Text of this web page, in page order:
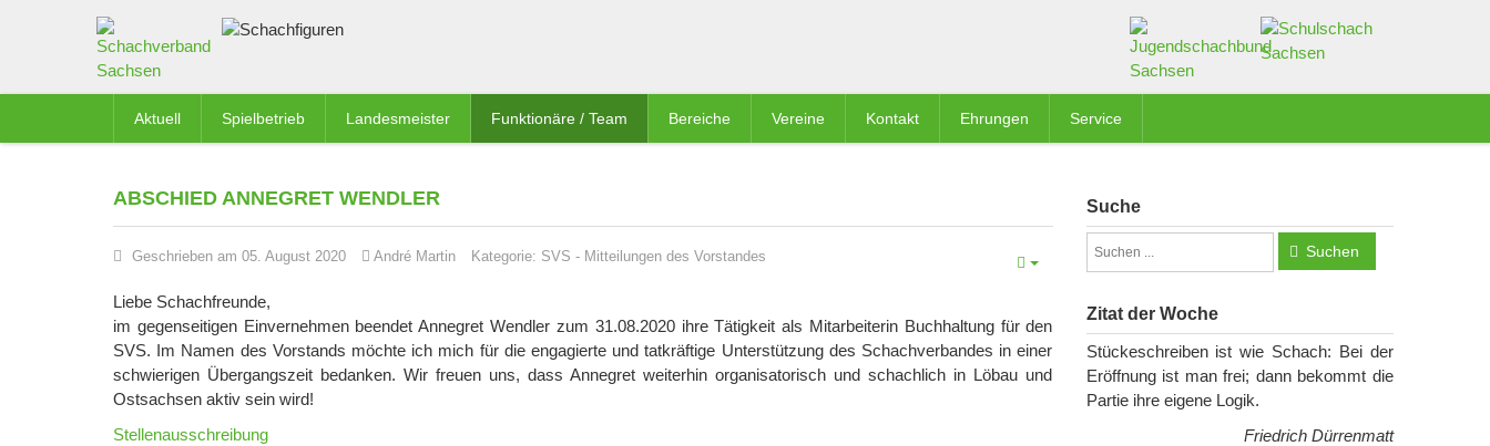
Aktuell Spielbetrieb Landesmeister Funktionäre / Team Bereiche Vereine Kontakt Ehrungen Service
ABSCHIED ANNEGRET WENDLER
Geschrieben am 05. August 2020 André Martin Kategorie: SVS - Mitteilungen des Vorstandes
Liebe Schachfreunde,
im gegenseitigen Einvernehmen beendet Annegret Wendler zum 31.08.2020 ihre Tätigkeit als Mitarbeiterin Buchhaltung für den
SVS. Im Namen des Vorstands möchte ich mich für die engagierte und tatkräftige Unterstützung des Schachverbandes in einer
schwierigen Übergangszeit bedanken. Wir freuen uns, dass Annegret weiterhin organisatorisch und schachlich in Löbau und
Ostsachsen aktiv sein wird!
Stellenausschreibung
Suche
Suchen
Zitat der Woche
Stückeschreiben ist wie Schach: Bei der
Eröffnung ist man frei; dann bekommt die
Partie ihre eigene Logik.
Friedrich Dürrenmatt